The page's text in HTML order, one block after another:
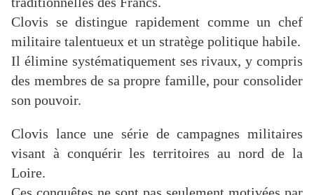
Clovis se distingue rapidement comme un chef
militaire talentueux et un stratège politique habile.
Il élimine systématiquement ses rivaux, y compris
des membres de sa propre famille, pour consolider
son pouvoir.
Clovis lance une série de campagnes militaires
visant à conquérir les territoires au nord de la
Loire.